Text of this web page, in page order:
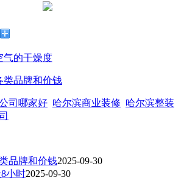
气的干燥度
类品牌和价钱
司哪家好 哈尔滨商业装修 哈尔滨整装
品牌和价钱2025-09-30
小时2025-09-30